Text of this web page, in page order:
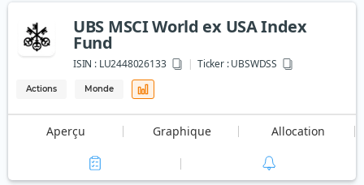
UBS MSCI World ex USA Index
Fund
ISIN :LU2448026133 Ticker :UBSWDSS
Actions Monde
Aperçu Graphique Allocation